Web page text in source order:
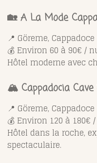
🏡 A La Mode
📍 Göreme, Cappadoce
💰 Environ 60 à 90€ /
Hôtel moderne avec
🏔️ Cappadocia
📍 Göreme, Cappadoce
💰 Environ 120 à 180€
Hôtel dans la roche,
spectaculaire.